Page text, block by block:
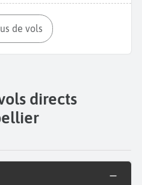
de vols
directs